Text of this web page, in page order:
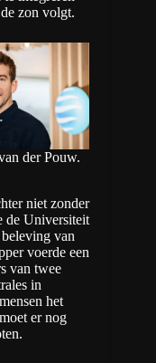
zon volgt.
der Pouw.
niet zonder
de Universiteit
van
voerde een
van twee
in
het
er nog